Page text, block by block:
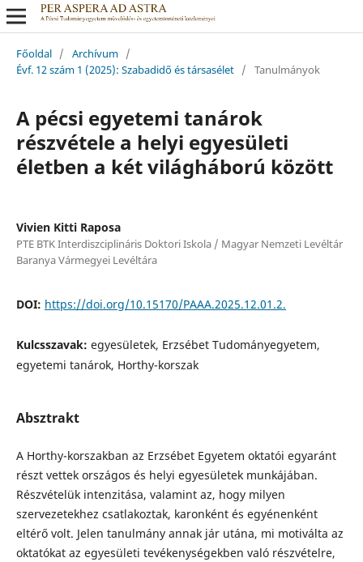
Főoldal / Archívum /
Évf. 12 szám 1 (2025): Szabadidő és társasélet / Tanulmányok
A pécsi egyetemi tanárok
részvétele a helyi egyesületi
életben a két világháború között
Vivien Kitti Raposa
PTE BTK Interdiszciplináris Doktori Iskola / Magyar Nemzeti Levéltár
Baranya Vármegyei Levéltára
DOI: https://doi.org/10.15170/PAAA.2025.12.01.2.
Kulcsszavak: egyesületek, Erzsébet Tudományegyetem,
egyetemi tanárok, Horthy-korszak
Absztrakt
A Horthy-korszakban az Erzsébet Egyetem oktatói egyaránt
részt vettek országos és helyi egyesületek munkájában.
Részvételük intenzitása, valamint az, hogy milyen
szervezetekhez csatlakoztak, karonként és egyénenként
eltérő volt. Jelen tanulmány annak jár utána, mi motiválta az
oktatókat az egyesületi tevékenységekben való részvételre,